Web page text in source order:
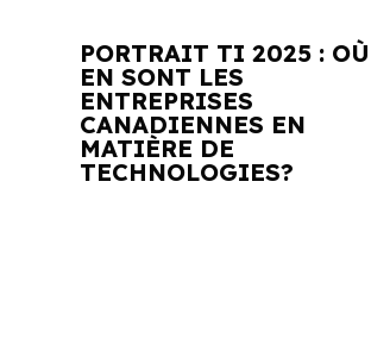
PORTRAIT TI 2025 : OÙ
EN SONT LES
ENTREPRISES
CANADIENNES EN
MATIÈRE DE
TECHNOLOGIES?